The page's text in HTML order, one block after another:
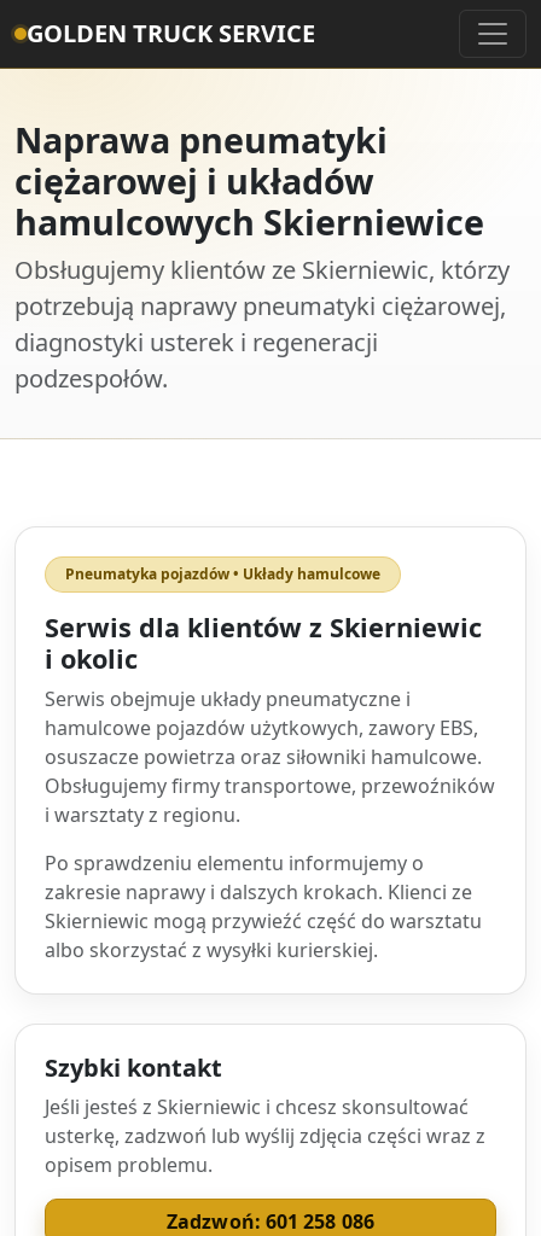
GOLDEN TRUCK SERVICE
Naprawa pneumatyki
ciężarowej i układów
hamulcowych Skierniewice
Obsługujemy klientów ze Skierniewic, którzy
potrzebują naprawy pneumatyki ciężarowej,
diagnostyki usterek i regeneracji
podzespołów.
Pneumatyka pojazdów • Układy hamulcowe
Serwis dla klientów z Skierniewic
i okolic
Serwis obejmuje układy pneumatyczne i
hamulcowe pojazdów użytkowych, zawory EBS,
osuszacze powietrza oraz siłowniki hamulcowe.
Obsługujemy firmy transportowe, przewoźników
i warsztaty z regionu.
Po sprawdzeniu elementu informujemy o
zakresie naprawy i dalszych krokach. Klienci ze
Skierniewic mogą przywieźć część do warsztatu
albo skorzystać z wysyłki kurierskiej.
Szybki kontakt
Jeśli jesteś z Skierniewic i chcesz skonsultować
usterkę, zadzwoń lub wyślij zdjęcia części wraz z
opisem problemu.
Zadzwoń: 601 258 086